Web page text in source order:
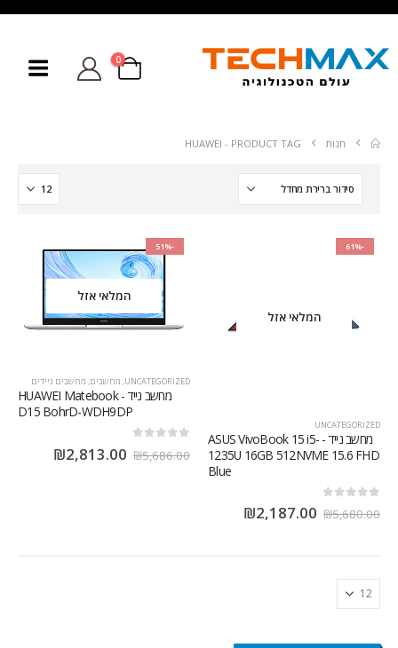
0
חנות PRODUCT TAG -
HUAWEI
-61%
המלאי אזל
UNCATEGORIZED
מחשב נייד - ASUS VivoBook 15 i5-
1235U 16GB 512NVME 15.6 FHD
Blue
₪5,680.00
₪2,187.00
-51%
המלאי אזל
UNCATEGORIZED
, מחשבים, מחשבים ניידים
מחשב נייד - HUAWEI Matebook
D15 BohrD-WDH9DP
₪5,686.00
₪2,813.00